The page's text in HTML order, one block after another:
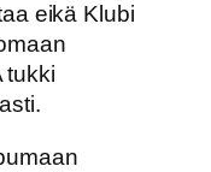
eikä Klubi
tukki